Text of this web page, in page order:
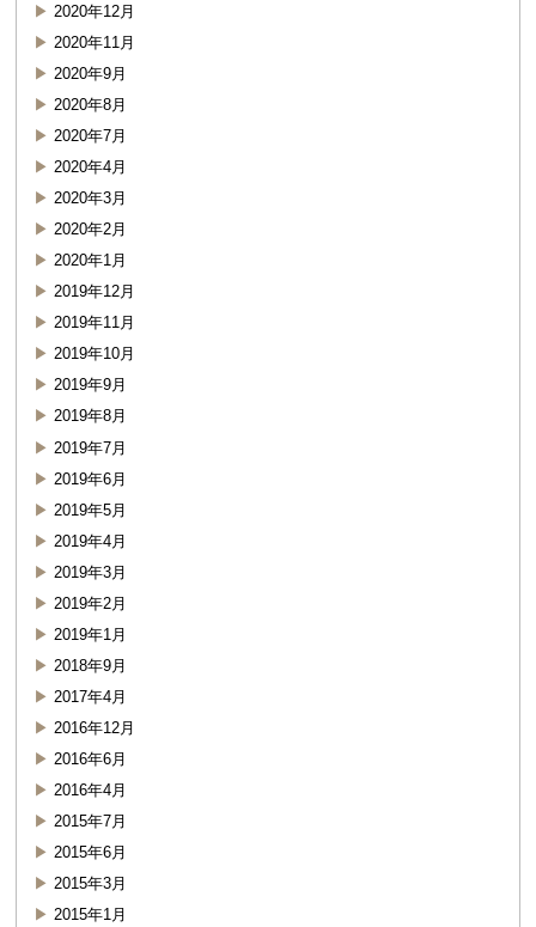
2020年12月
2020年11月
2020年9月
2020年8月
2020年7月
2020年4月
2020年3月
2020年2月
2020年1月
2019年12月
2019年11月
2019年10月
2019年9月
2019年8月
2019年7月
2019年6月
2019年5月
2019年4月
2019年3月
2019年2月
2019年1月
2018年9月
2017年4月
2016年12月
2016年6月
2016年4月
2015年7月
2015年6月
2015年3月
2015年1月